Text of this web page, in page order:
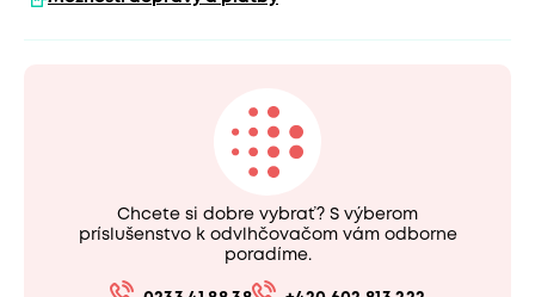
Chcete si dobre vybrať? S výberom
príslušenstvo k odvlhčovačom vám odborne
poradíme.